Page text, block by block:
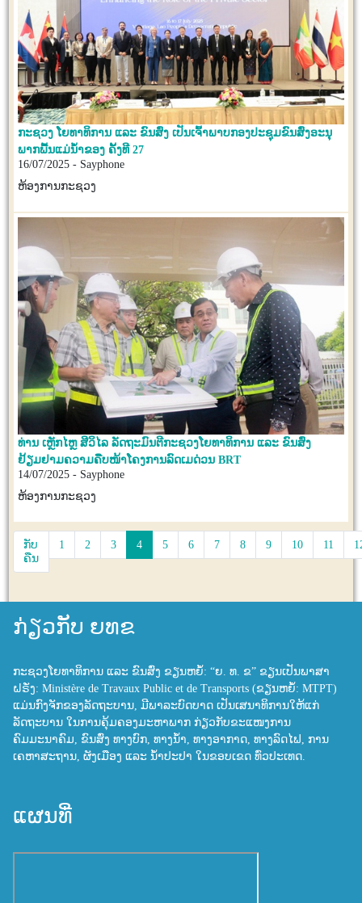
ກະຊວງ ໂຍທາທິການ ແລະ ຂົນສົ່ງ ເປັນເຈົ້າພາບກອງປະຊຸມຂົນສົ່ງອະນຸ
ພາກພື້ນແມ່ນໍ້າຂອງ ຄັ້ງທີ 27
16/07/2025 - Sayphone
ຫ້ອງການກະຊວງ
ທ່ານ ເຫຼັກໄຫຼ ສີວິໄລ ລັດຖະມົນຕີກະຊວງໂຍທາທິການ ແລະ ຂົນສົ່ງ
ຢ້ຽມຢາມຄວາມຄືບໜ້າໂຄງການລົດເມດ່ວນ BRT
14/07/2025 - Sayphone
ຫ້ອງການກະຊວງ
ກັບ
ຄືນ
1 2 3 4 5 6 7 8 9 10 11
ກ່ຽວກັບ ຍທຂ
ກະຊວງໂຍທາທິການ ແລະ ຂົນສົ່ງ ຂຽນຫຍໍ້: “ຍ. ທ. ຂ” ຂຽນເປັນພາສາ
ຝຣັ່ງ: Ministère de Travaux Public et de Transports (ຂຽນຫຍໍ້: MTPT)
ແມ່ນກົງຈັກຂອງລັດຖະບານ, ມີພາລະບົດບາດ ເປັນເສນາທິການໃຫ້ແກ່
ລັດຖະບານ ໃນການຄຸ້ມຄອງມະຫາພາກ ກ່ຽວກັບຂະແໜງການ
ຄົມມະນາຄົມ, ຂົນສົ່ງ ທາງບົກ, ທາງນ້ຳ, ທາງອາກາດ, ທາງລົດໄຟ, ການ
ເຄຫາສະຖານ, ຜັງເມືອງ ແລະ ນ້ຳປະປາ ໃນຂອບເຂດ ທົ່ວປະເທດ.
ແຜນທີ່